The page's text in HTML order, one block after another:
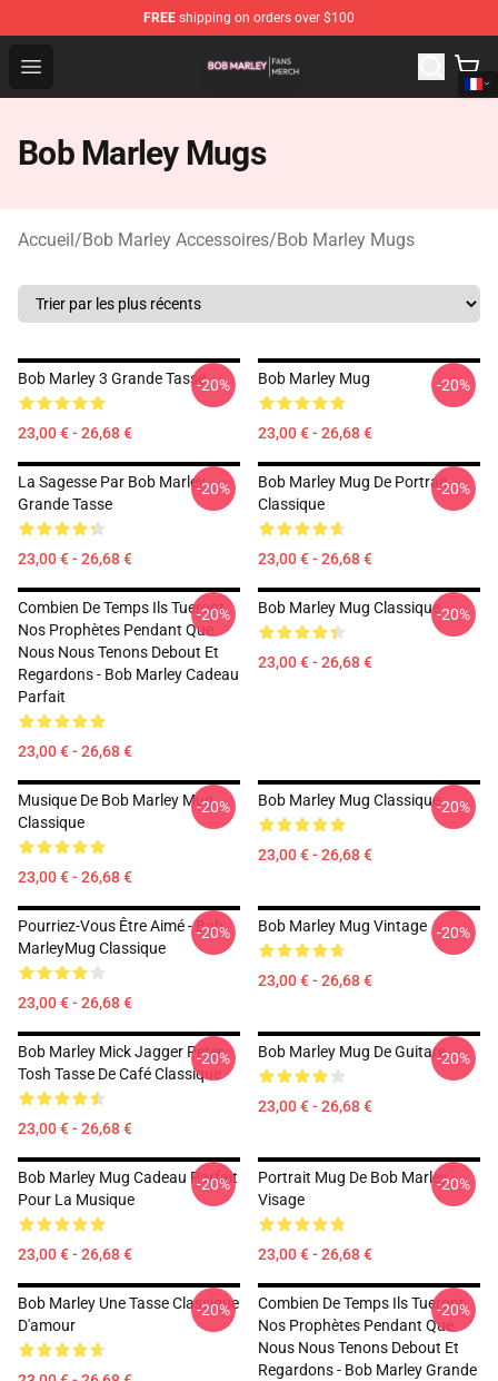
FREE shipping on orders over $100
Open menu
Bob Marley Shop - Official Bob Marley Merchandise
Bob Marley Mugs
Accueil/Bob Marley Accessoires/Bob Marley Mugs
Bob Marley 3 Grande Tasse
23,00 € - 26,68 €
-20% Bob Marley Mug
23,00 € - 26,68 €
-20%
La Sagesse Par Bob Marley
Grande Tasse
23,00 € - 26,68 €
-20%
Bob Marley Mug De Portrait
Classique
23,00 € - 26,68 €
-20%
Combien De Temps Ils Tueront
Nos Prophètes Pendant Que
Nous Nous Tenons Debout Et
Regardons - Bob Marley Cadeau
Parfait
23,00 € - 26,68 €
-20% Bob Marley Mug Classique
23,00 € - 26,68 €
-20%
Musique De Bob Marley Mug
Classique
23,00 € - 26,68 €
-20% Bob Marley Mug Classique
23,00 € - 26,68 €
-20%
Pourriez-Vous Être Aimé - Bob
MarleyMug Classique
23,00 € - 26,68 €
-20% Bob Marley Mug Vintage
23,00 € - 26,68 €
-20%
Bob Marley Mick Jagger Peter
Tosh Tasse De Café Classique
23,00 € - 26,68 €
-20% Bob Marley Mug De Guitare
23,00 € - 26,68 €
-20%
Bob Marley Mug Cadeau Parfait
Pour La Musique
23,00 € - 26,68 €
-20%
Portrait Mug De Bob Marley
Visage
23,00 € - 26,68 €
-20%
Bob Marley Une Tasse Classique
D'amour
-20%
Combien De Temps Ils Tueront
Nos Prophètes Pendant Que
Nous Nous Tenons Debout Et
Regardons - Bob Marley Grande
-20%